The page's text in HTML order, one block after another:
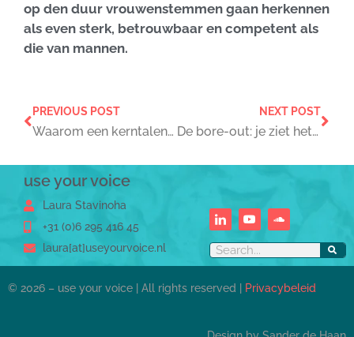
op den duur vrouwenstemmen gaan herkennen
als even sterk, betrouwbaar en competent als
die van mannen.
PREVIOUS POST
Waarom een kerntalentenanalyse?
NEXT POST
De bore-out: je ziet het pas als je het doorhebt
use your voice
Laura Stavinoha
+31 (0)6 295 416 45
laura[at]useyourvoice.nl
© 2026 – use your voice | All rights reserved | Privacybeleid